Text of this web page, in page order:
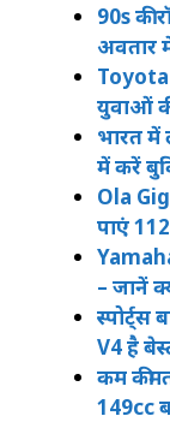
90s की
अवतार
Toyota
युवाओं
भारत में
में करें
Ola
पाएं
– जानें
स्पोर्ट्स
V4 है
कम
149cc